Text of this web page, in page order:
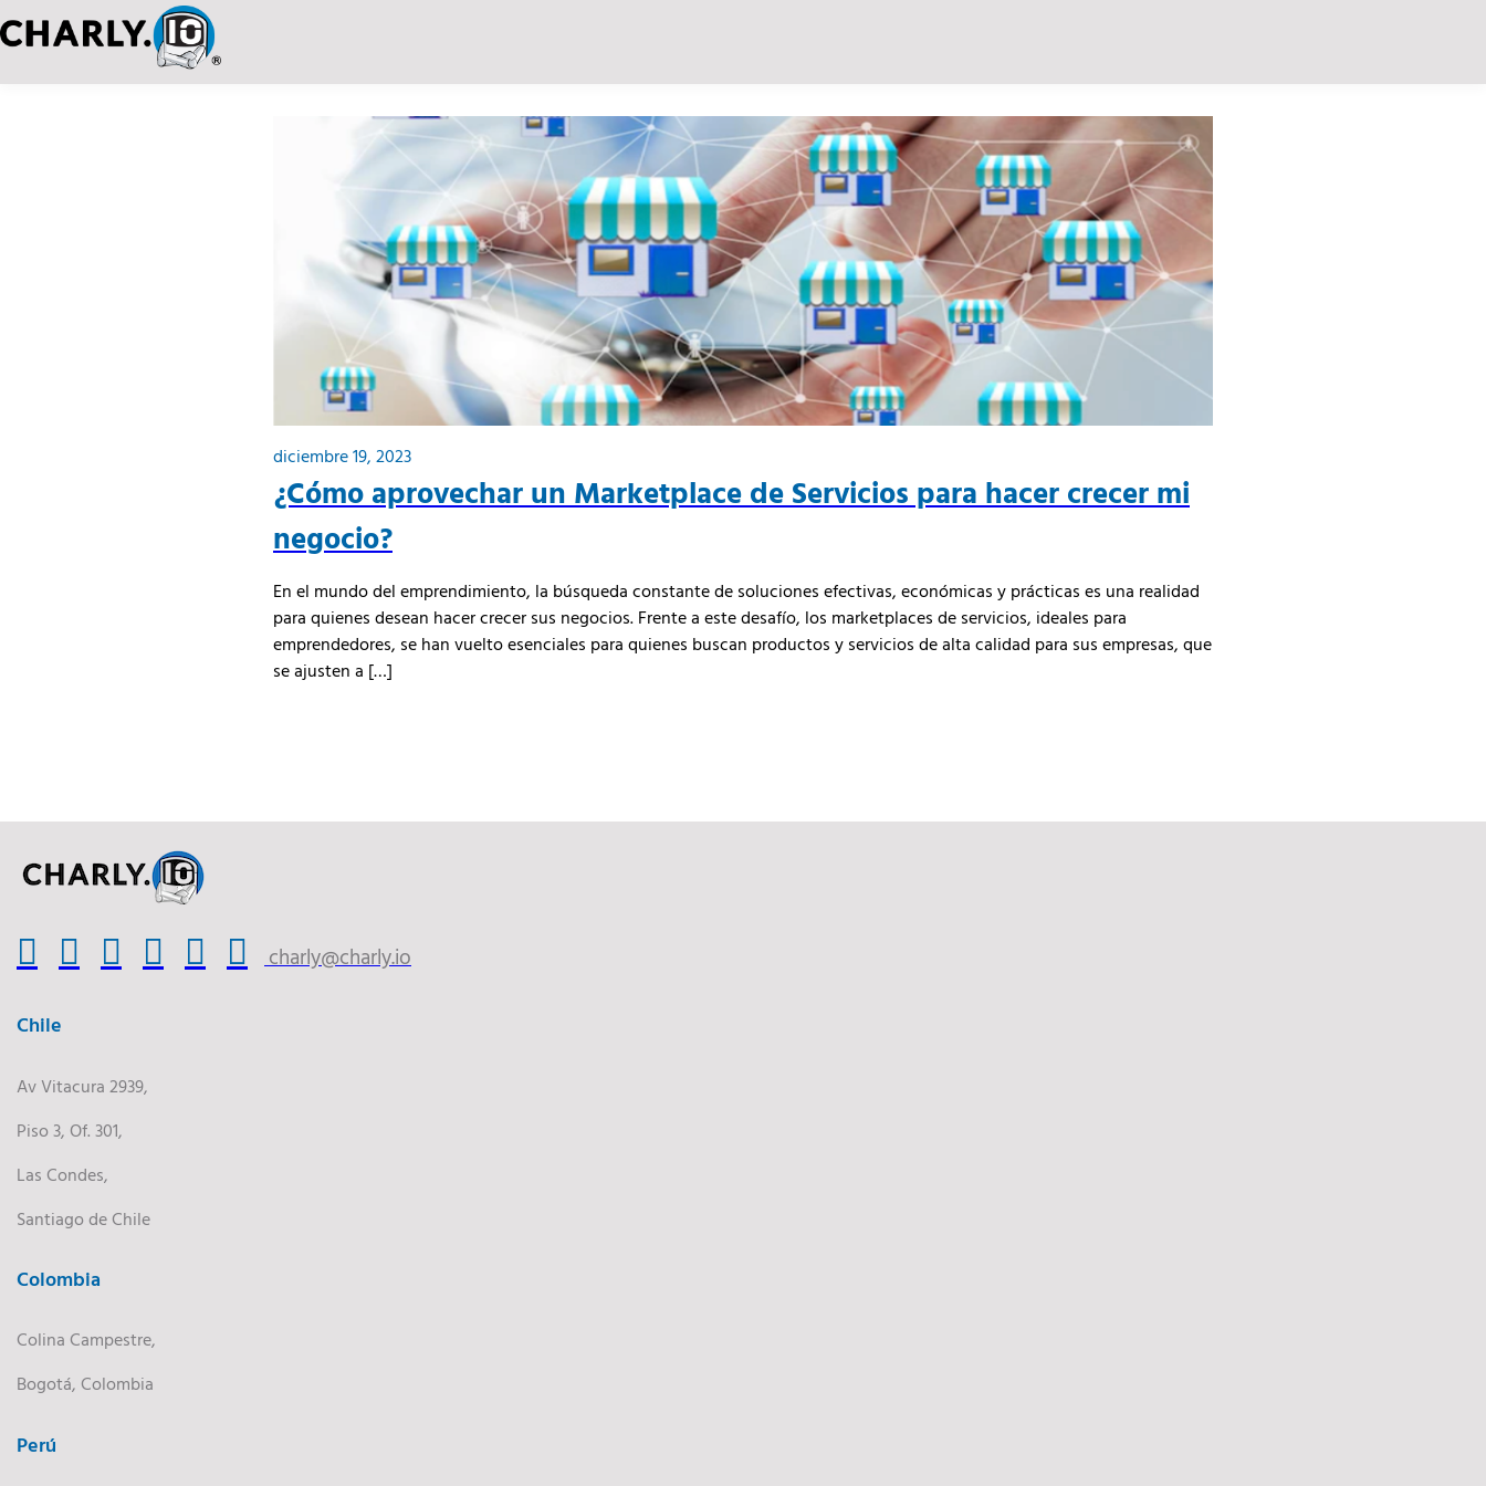
diciembre 19, 2023
¿Cómo aprovechar un Marketplace de Servicios para hacer crecer mi
negocio?
En el mundo del emprendimiento, la búsqueda constante de soluciones efectivas, económicas y prácticas es una realidad
para quienes desean hacer crecer sus negocios. Frente a este desafío, los marketplaces de servicios, ideales para
emprendedores, se han vuelto esenciales para quienes buscan productos y servicios de alta calidad para sus empresas, que
se ajusten a […]
charly@charly.io
Chile
Av Vitacura 2939,
Piso 3, Of. 301,
Las Condes,
Santiago de Chile
Colombia
Colina Campestre,
Bogotá, Colombia
Perú